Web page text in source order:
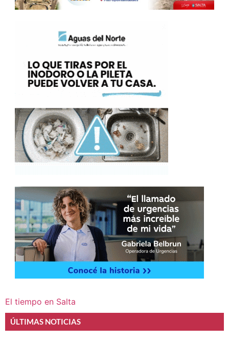
El tiempo en Salta
ÚLTIMAS NOTICIAS